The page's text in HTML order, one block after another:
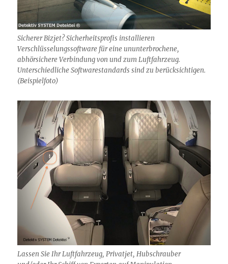
Sicherer Bizjet? Sicherheitsprofis installieren
Verschlüsselungssoftware für eine ununterbrochene,
abhörsichere Verbindung von und zum Luftfahrzeug.
Unterschiedliche Softwarestandards sind zu berücksichtigen.
(Beispielfoto)
Lassen Sie Ihr Luftfahrzeug, Privatjet, Hubschrauber